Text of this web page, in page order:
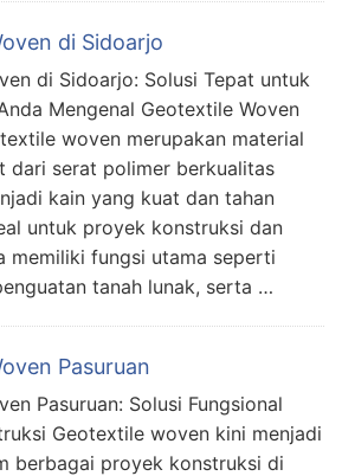
di Sidoarjo
di Sidoarjo: Solusi Tepat untuk
Mengenal Geotextile Woven
woven merupakan material
dari serat polimer berkualitas
kain yang kuat dan tahan
untuk proyek konstruksi dan
memiliki fungsi utama seperti
tanah lunak, serta …
Pasuruan
Pasuruan: Solusi Fungsional
Geotextile woven kini menjadi
berbagai proyek konstruksi di